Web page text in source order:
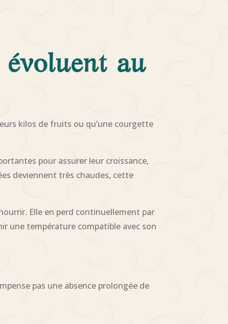
évoluent au
kilos de fruits ou qu’une courgette
pour assurer leur croissance,
deviennent très chaudes, cette
Elle en perd continuellement par
une température compatible avec son
pas une absence prolongée de